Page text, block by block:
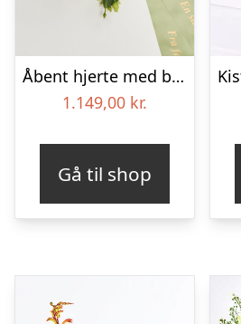
Åbent hjerte med bånd – Floristens kreative valg
1.149,00 kr.
Gå til shop